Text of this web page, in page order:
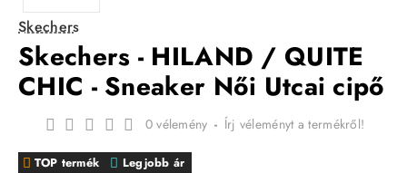
Skechers
Skechers - HILAND / QUITE
CHIC - Sneaker Női Utcai cipő
TOP termék Legjobb ár
0 vélemény - Írj véleményt a termékről!